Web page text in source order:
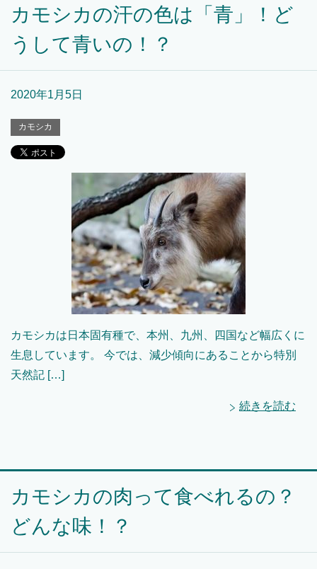
カモシカの汗の色は「青」！ど
うして青いの！？
2020年1月5日
カモシカ
カモシカは日本固有種で、本州、九州、四国など幅広くに
生息しています。 今では、減少傾向にあることから特別
天然記 […]
続きを読む
カモシカの肉って食べれるの？
どんな味！？